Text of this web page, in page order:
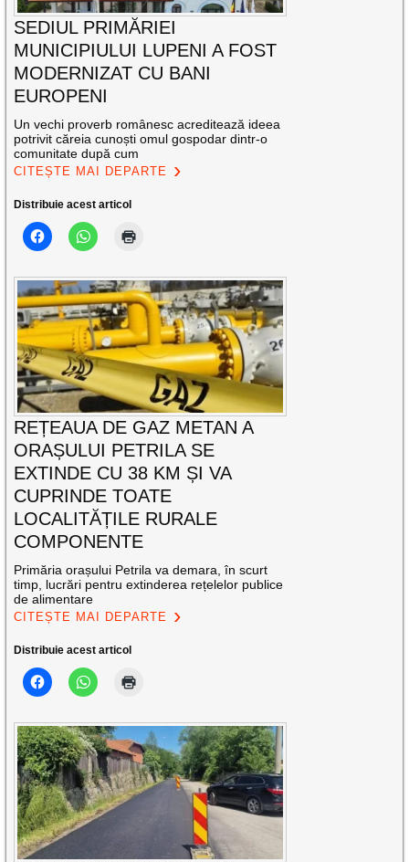
SEDIUL PRIMĂRIEI
MUNICIPIULUI LUPENI A FOST
MODERNIZAT CU BANI
EUROPENI
Un vechi proverb românesc acreditează ideea
potrivit căreia cunoști omul gospodar dintr-o
comunitate după cum
CITEȘTE MAI DEPARTE
Distribuie acest articol
REȚEAUA DE GAZ METAN A
ORAȘULUI PETRILA SE
EXTINDE CU 38 KM ȘI VA
CUPRINDE TOATE
LOCALITĂȚILE RURALE
COMPONENTE
Primăria orașului Petrila va demara, în scurt
timp, lucrări pentru extinderea rețelelor publice
de alimentare
CITEȘTE MAI DEPARTE
Distribuie acest articol